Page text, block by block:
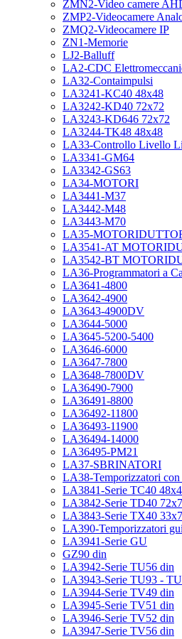
ZMN2-Video camere
ZMP2-Videocamere
ZMQ2-Videocamere IP
ZN1-Memorie
LJ2-Balluff
LA2-CDC
LA32-Contaimpulsi
LA3241-KC40 48x48
LA3242-KD40 72x72
LA3243-KD646 72x72
LA3244-TK48 48x48
LA33-Controllo Livello
LA3341-GM64
LA3342-GS63
LA34-MOTORI
LA3441-M37
LA3442-M48
LA3443-M70
LA35-
LA3541-AT
LA3542-BT
LA36-Programmatori a
LA3641-4800
LA3642-4900
LA3643-4900DV
LA3644-5000
LA3645-5200-5400
LA3646-6000
LA3647-7800
LA3648-7800DV
LA36490-7900
LA36491-8800
LA36492-11800
LA36493-11900
LA36494-14000
LA36495-PM21
LA37-SBRINATORI
LA38-Temporizzatori
LA3841-Serie TC40
LA3842-Serie TD40
LA3843-Serie TX40
LA390-Temporizzatori
LA3941-Serie GU
GZ90 din
LA3942-Serie TU56 din
LA3943-Serie TU93 -
LA3944-Serie TV49 din
LA3945-Serie TV51 din
LA3946-Serie TV52 din
LA3947-Serie TV56 din